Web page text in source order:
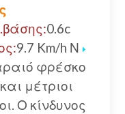
0.6c
9.7 Km/h Ν
φρέσκο
μέτριοι
Ο κίνδυνος